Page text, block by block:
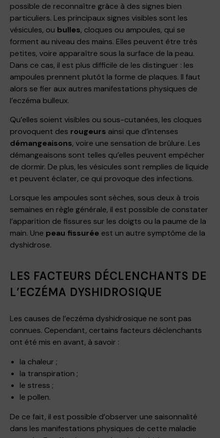
possible de reconnaître grâce à des signes bien
particuliers. Les principaux signes visibles sont les
vésicules, ou bulles, cloques ou ampoules, qui se
forment au niveau des mains. Elles peuvent être très
petites, voire apparaître sous la surface de la peau.
Dans ce cas, il est plus difficile de les distinguer : les
ampoules prennent plutôt la forme de plaques. Il faut
alors se fier aux autres manifestations physiques de
l’eczéma bulleux.
Qu’elles soient visibles ou sous-cutanées, les cloques
provoquent des rougeurs ainsi que d’intenses
démangeaisons, voire une sensation de brûlure. Les
démangeaisons sont telles qu’elles peuvent empêcher
de dormir. De plus, les vésicules sont remplies de liquide
et peuvent éclater, ce qui provoque des infections.
Lorsque les ampoules sont sèches, sous deux à trois
semaines en règle générale, il est possible de constater
l’apparition de fissures sur les doigts ou la paume de la
main. Une peau fissurée est un autre symptôme de la
dyshidrose.
LES FACTEURS DÉCLENCHANTS DE
L’ECZÉMA DYSHIDROSIQUE
Les causes de l’eczéma dyshidrosique ne sont pas
connues. Cependant, certains facteurs déclenchants
ont été mis en avant, à savoir :
la chaleur ;
la transpiration ;
le stress ;
le pollen.
De ce fait, il est possible d’observer une saisonnalité
dans les manifestations physiques de cette maladie